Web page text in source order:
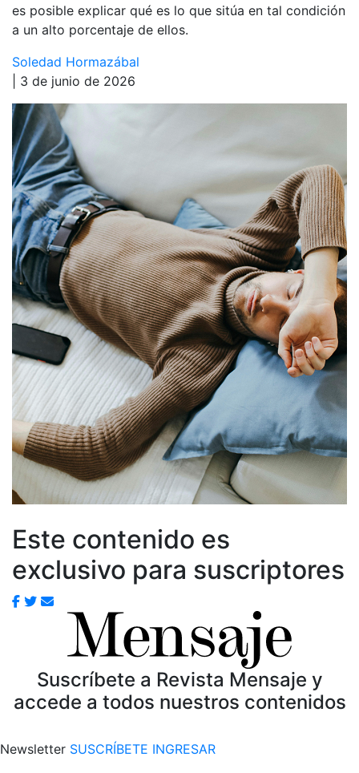
es posible explicar qué es lo que sitúa en tal condición
a un alto porcentaje de ellos.
Soledad Hormazábal
| 3 de junio de 2026
Este contenido es
exclusivo para suscriptores
Suscríbete a Revista Mensaje y
accede a todos nuestros contenidos
Newsletter SUSCRÍBETE INGRESAR